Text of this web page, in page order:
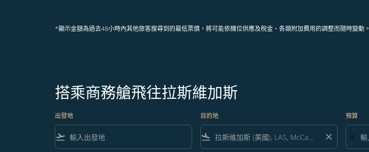
*顯示金額為過去48小時內其他旅客搜尋到的最低票價，將可能依機位供應及稅金、各類附加費用的調整而隨時變動。
搭乘商務艙飛往拉斯維加斯
出發地
flight_takeoff
目的地
flight_land close
預算